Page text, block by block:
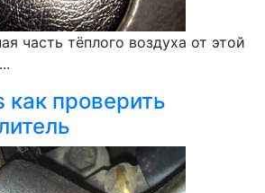
часть тёплого воздуха от этой
как проверить